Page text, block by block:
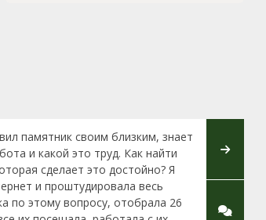
памятник своим близким, знает
и какой это труд. Как найти
сделает это достойно? Я
и проштудировала весь
по этому вопросу, отобрала 26
Жодино